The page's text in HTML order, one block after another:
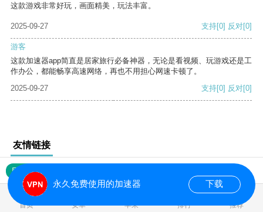
这款游戏非常好玩，画面精美，玩法丰富。
2025-09-27 支持[0] 反对[0]
游客
这款加速器app简直是居家旅行必备神器，无论是看视频、玩游戏还是工
作办公，都能畅享高速网络，再也不用担心网速卡顿了。
2025-09-27
支持[0] 反对[0]
友情链接
网站地图
首页 安卓 苹果 排行 推荐
永久免费使用的加速器 下载
0.018342s